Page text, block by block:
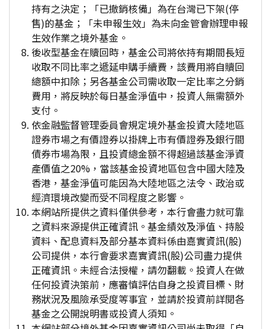
持有之決定；「已撤銷核備」為在台灣已下架(停
售)的基金；「未申報生效」為未向金管會辦理申報
生效作業之境外基金。
後收型基金在贖回時，基金公司將依持有期間長短
收取不同比率之遞延申購手續費，該費用將自贖回
總額中扣除；另各基金公司需收取一定比率之分銷
費用，將反映於每日基金淨值中，投資人無需額外
支付。
依金融監督管理委員會規定境外基金投資大陸地區
證券市場之有價證券以掛牌上市有價證券及銀行間
債券市場為限，且投資總金額不得超過該基金淨資
產價值之20%，當該基金投資地區包含中國大陸及
香港，基金淨值可能因為大陸地區之法令、政治或
經濟環境改變而受不同程度之影響。
本網站所提供之資料僅供參考，本行會盡力就可靠
之資料來源提供正確資訊。基金績效及淨值、持股
資料、配息資料及部分基本資料係由嘉實資訊(股)
公司提供，本行會要求嘉實資訊(股)公司盡力提供
正確資訊。未經合法授權，請勿翻載。投資人在做
任何投資決策前，應審慎評估自身之投資目標、財
務狀況及風險承受度等事宜，並請於投資前詳閱各
基金之公開說明書或投資人須知。